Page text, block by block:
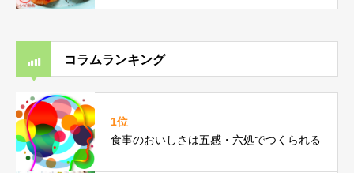
コラムランキング
1位
食事のおいしさは五感・六処でつくられる